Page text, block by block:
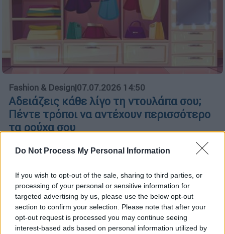
Do Not Process My Personal Information
If you wish to opt-out of the sale, sharing to third parties, or
processing of your personal or sensitive information for
targeted advertising by us, please use the below opt-out
section to confirm your selection. Please note that after your
opt-out request is processed you may continue seeing
interest-based ads based on personal information utilized by
Fashion & Design|07.07.2026 14:50
Αδειάζεις κάθε λίγο τη ντουλάπα σου;
Πέντε τρόποι να αντέχουν περισσότερο
τα ρούχα σου
Τι μπορείς να κάνεις για να μην χρειάζεται
να αγοράζεις συνεχώς καινούργια